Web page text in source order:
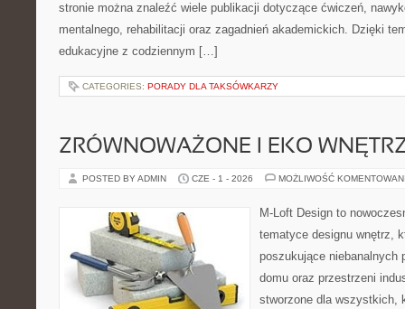
stronie można znaleźć wiele publikacji dotyczące ćwiczeń,
mentalnego, rehabilitacji oraz zagadnień akademickich. Dzięki
edukacyjne z codziennym […]
CATEGORIES: PORADY DLA TAKSÓWKARZY
ZRÓWNOWAŻONE I EKO
POSTED BY ADMIN CZE - 1 - 2026 MOŻLIWOŚĆ
M-Loft Design to
tematyce designu wnętrz,
poszukujące niebanalnych
domu oraz przestrzeni
stworzone dla wszystkich,